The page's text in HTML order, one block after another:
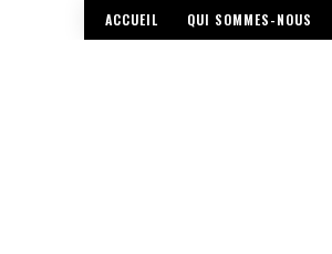
ACCUEIL QUI SOMMES-NOUS